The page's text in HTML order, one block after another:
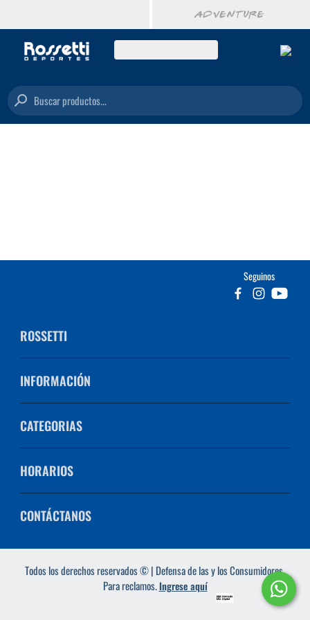
Buscar productos...
Seguinos
ROSSETTI
INFORMACIÓN
CATEGORIAS
HORARIOS
CONTÁCTANOS
Todos los derechos reservados © | Defensa de las y los Consumidores.
Para reclamos.Ingrese aquí